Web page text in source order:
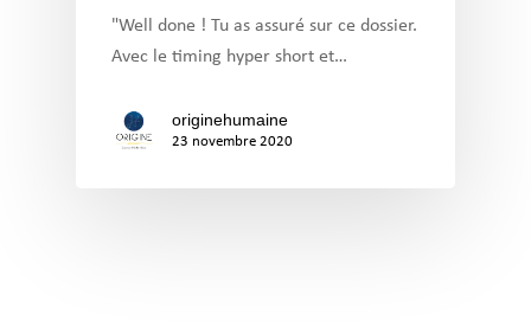
"Well done ! Tu as assuré sur ce dossier.
Avec le timing hyper short et…
originehumaine
23 novembre 2020